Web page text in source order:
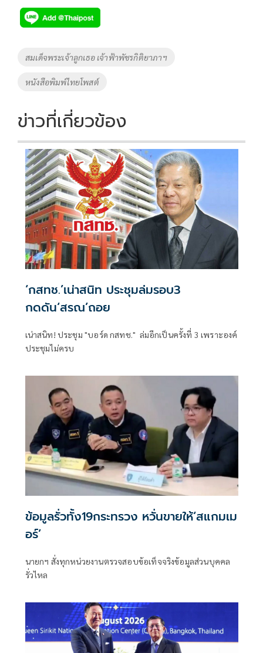
e
b
o
o
k
tt
er
p
y
Li
k
Tags
สมเด็จพระเจ้าลูกเธอ เจ้าฟ้าพัชรกิติยาภาฯ
หนังสือพิมพ์ไทยโพสต์
ข่าวที่เกี่ยวข้อง
‘กสทช.’เน่าสนิท ประชุมล่มรอบ3
กดดัน‘สรณ’ถอย
เน่าสนิท! ประชุม "บอร์ด กสทช." ล่มอีกเป็นครั้งที่ 3 เพราะองค์
ประชุมไม่ครบ
ข้อมูลรั่วทั้ง19กระทรวง หวั่นขายให้‘สแกมเม
อร์’
นายกฯ สั่งทุกหน่วยงานตรวจสอบข้อเท็จจริงข้อมูลส่วนบุคคล
รั่วไหล